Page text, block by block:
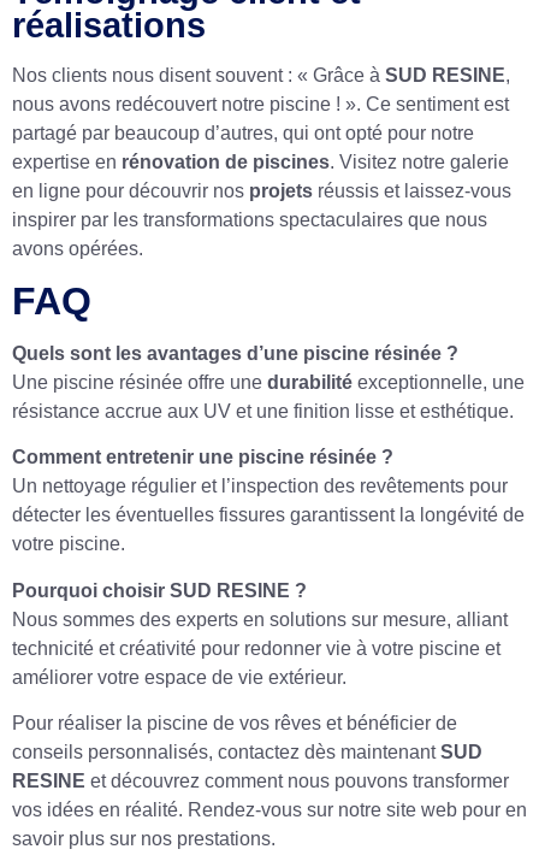
réalisations
Nos clients nous disent souvent : « Grâce à SUD RESINE,
nous avons redécouvert notre piscine ! ». Ce sentiment est
partagé par beaucoup d’autres, qui ont opté pour notre
expertise en rénovation de piscines. Visitez notre galerie
en ligne pour découvrir nos projets réussis et laissez-vous
inspirer par les transformations spectaculaires que nous
avons opérées.
FAQ
Quels sont les avantages d’une piscine résinée ?
Une piscine résinée offre une durabilité exceptionnelle, une
résistance accrue aux UV et une finition lisse et esthétique.
Comment entretenir une piscine résinée ?
Un nettoyage régulier et l’inspection des revêtements pour
détecter les éventuelles fissures garantissent la longévité de
votre piscine.
Pourquoi choisir SUD RESINE ?
Nous sommes des experts en solutions sur mesure, alliant
technicité et créativité pour redonner vie à votre piscine et
améliorer votre espace de vie extérieur.
Pour réaliser la piscine de vos rêves et bénéficier de
conseils personnalisés, contactez dès maintenantSUD
RESINE et découvrez comment nous pouvons transformer
vos idées en réalité. Rendez-vous sur notre site web pour en
savoir plus sur nos prestations.